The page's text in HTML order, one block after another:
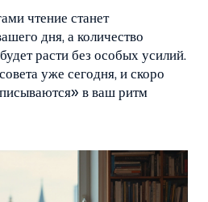
чтение станет
дня, а количество
расти без особых усилий.
уже сегодня, и скоро
в ваш ритм